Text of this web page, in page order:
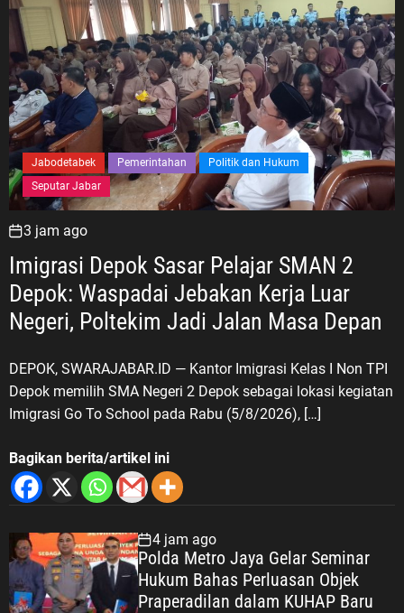
Jabodetabek Pemerintahan
Politik dan Hukum
Seputar Jabar
3 jam ago
Imigrasi Depok Sasar Pelajar SMAN 2
Depok: Waspadai Jebakan Kerja Luar
DEPOK, SWARAJABAR.ID — Kantor Imigrasi Kelas I Non TPI
Depok memilih SMA Negeri 2 Depok sebagai lokasi kegiatan
Imigrasi Go To School pada Rabu (5/8/2026), […]
Bagikan berita/artikel ini
4 jam ago
Polda Metro Jaya Gelar Seminar
Hukum Bahas Perluasan Objek
Praperadilan dalam KUHAP Baru